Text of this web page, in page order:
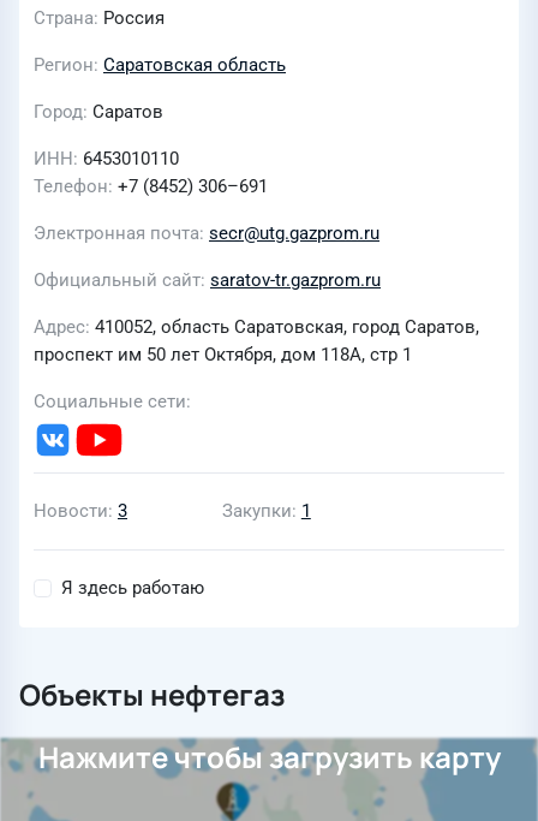
Страна Россия
Регион Саратовская область
Город Саратов
ИНН 6453010110
Телефон +7 (8452) 306–691
Электронная почта secr@utg.gazprom.ru
Официальный сайт saratov-tr.gazprom.ru
Адрес 410052, область Саратовская, город Саратов,
проспект им 50 лет Октября, дом 118А, стр 1
Социальные сети
Новости 3 Закупки 1
Я здесь работаю
Объекты нефтегаз
Нажмите чтобы загрузить карту